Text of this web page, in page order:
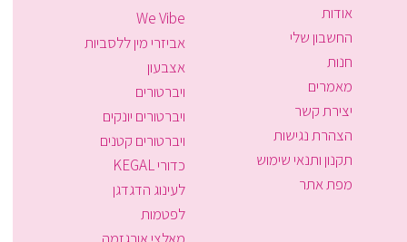
אודות
החשבון שלי
חנות
מאמרים
יצירת קשר
הצהרת נגישות
תקנון ותנאי שימוש
מפת אתר
We Vibe
אביזרי מין ללסביות
אצבעון
ויברטורים
ויברטורים יונקים
ויברטורים קטנים
כדורי KEGAL
לעינוג הדגדגן
לפטמות